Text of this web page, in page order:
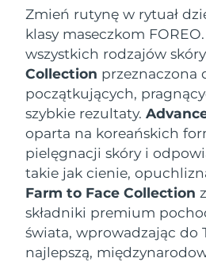
Zmień rutynę w rytuał
klasy maseczkom
wszystkich rodzajów skóry
Collection przeznaczona
początkujących,
szybkie rezultaty.
oparta na koreańskich
pielęgnacji skóry i
takie jak cienie,
Farm to Face Collection
składniki premium
świata, wprowadzając do
najlepszą,